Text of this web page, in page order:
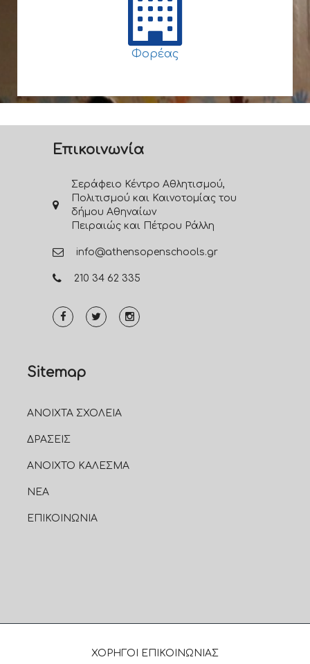
Φορέας
Επικοινωνία
Σεράφειο Κέντρο Αθλητισμού,
Πολιτισμού και Καινοτομίας του
δήμου Αθηναίων
Πειραιώς και Πέτρου Ράλλη
info@athensopenschools.gr
210 34 62 335
Sitemap
ΑΝΟΙΧΤΑ ΣΧΟΛΕΙΑ
ΔΡΑΣΕΙΣ
ΑΝΟΙΧΤΟ ΚΑΛΕΣΜΑ
ΝΕΑ
ΕΠΙΚΟΙΝΩΝΙΑ
ΧΟΡΗΓΟΙ ΕΠΙΚΟΙΝΩΝΙΑΣ